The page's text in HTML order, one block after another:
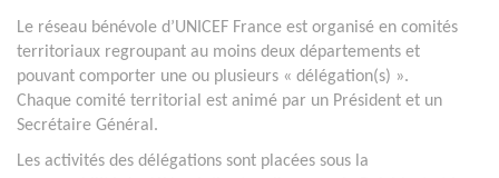
Le réseau bénévole d’UNICEF France est organisé en comités
territoriaux regroupant au moins deux départements et
pouvant comporter une ou plusieurs « délégation(s) ».
Chaque comité territorial est animé par un Président et un
Secrétaire Général.
Les activités des délégations sont placées sous la